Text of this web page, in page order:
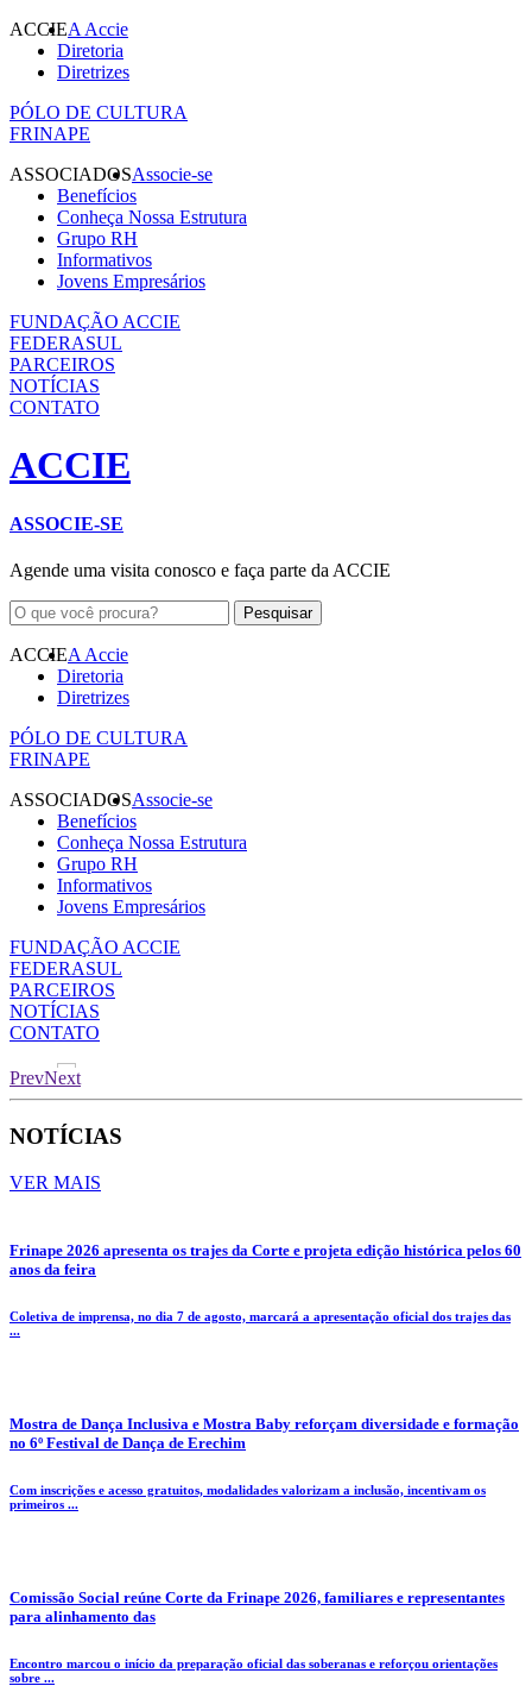
ACCIEA Accie
Diretoria
Diretrizes
PÓLO DE CULTURA
FRINAPE
ASSOCIADOSAssocie-se
Benefícios
Conheça Nossa Estrutura
Grupo RH
Informativos
Jovens Empresários
FUNDAÇÃO ACCIE
FEDERASUL
PARCEIROS
NOTÍCIAS
CONTATO
ACCIE
ASSOCIE-SE
Agende uma visita conosco e faça parte da ACCIE
ACCIEA Accie
Diretoria
Diretrizes
PÓLO DE CULTURA
FRINAPE
ASSOCIADOSAssocie-se
Benefícios
Conheça Nossa Estrutura
Grupo RH
Informativos
Jovens Empresários
FUNDAÇÃO ACCIE
FEDERASUL
PARCEIROS
NOTÍCIAS
CONTATO
PrevNext
NOTÍCIAS
VER MAIS
Frinape 2026 apresenta os trajes da Corte e projeta edição histórica pelos 60
anos da feira
Coletiva de imprensa, no dia 7 de agosto, marcará a apresentação oficial dos trajes das
...
Mostra de Dança Inclusiva e Mostra Baby reforçam diversidade e formação
no 6º Festival de Dança de Erechim
Com inscrições e acesso gratuitos, modalidades valorizam a inclusão, incentivam os
primeiros ...
Comissão Social reúne Corte da Frinape 2026, familiares e representantes
para alinhamento das
Encontro marcou o início da preparação oficial das soberanas e reforçou orientações
sobre ...